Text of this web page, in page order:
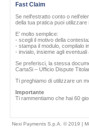
Fast Claim
Se nell'estratto conto o
della tua pratica puoi utilizzare
E’ molto semplice:
- scegli il motivo della
- stampa il modulo, compilalo
- invialo, insieme agli
Se preferisci, la stessa
CartaSi – Ufficio Dispute
Ti preghiamo di utilizzare un
Importante
Ti rammentiamo che hai 60
Nexi Payments S.p.A. © 2019 |